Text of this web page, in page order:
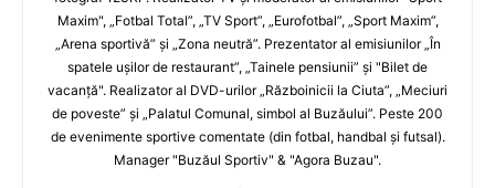
Maxim", „Fotbal Total”, „TV Sport”, „Eurofotbal”, „Sport Maxim”,
„Arena sportivă” şi „Zona neutră”. Prezentator al emisiunilor „În
spatele uşilor de restaurant”, „Tainele pensiunii” şi "Bilet de
vacanţă". Realizator al DVD-urilor „Războinicii la Ciuta”, „Meciuri
de poveste” şi „Palatul Comunal, simbol al Buzăului”. Peste 200
de evenimente sportive comentate (din fotbal, handbal şi futsal).
Manager "Buzăul Sportiv" & "Agora Buzau".